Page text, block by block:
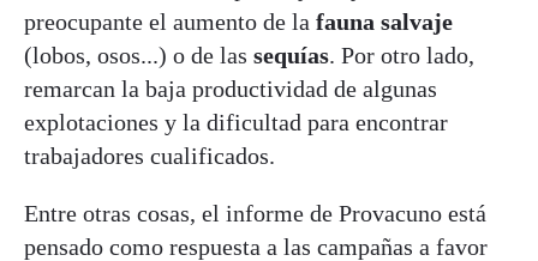
preocupante el aumento de la fauna salvaje
(lobos, osos...) o de las sequías. Por otro lado,
remarcan la baja productividad de algunas
explotaciones y la dificultad para encontrar
trabajadores cualificados.
Entre otras cosas, el informe de Provacuno está
pensado como respuesta a las campañas a favor